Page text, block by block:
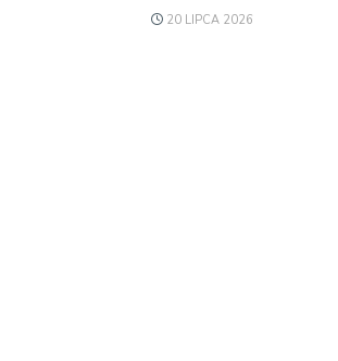
20 LIPCA 2026